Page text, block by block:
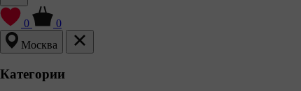
0
0
Москва
Категории